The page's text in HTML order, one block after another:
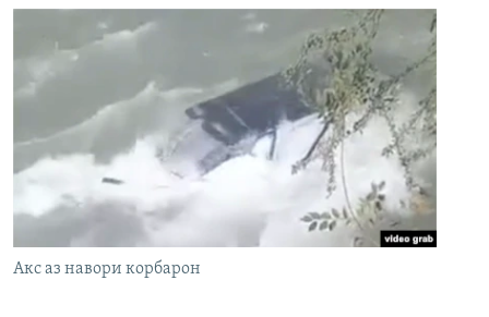
Акс аз навори корбарон